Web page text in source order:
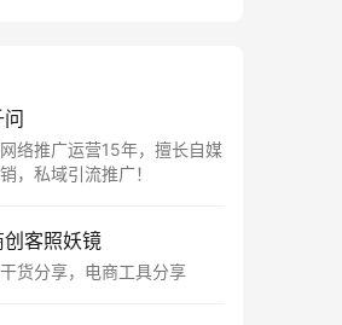
络推广运营15年，擅长自媒
，私域引流推广！
创客照妖镜
货分享，电商工具分享